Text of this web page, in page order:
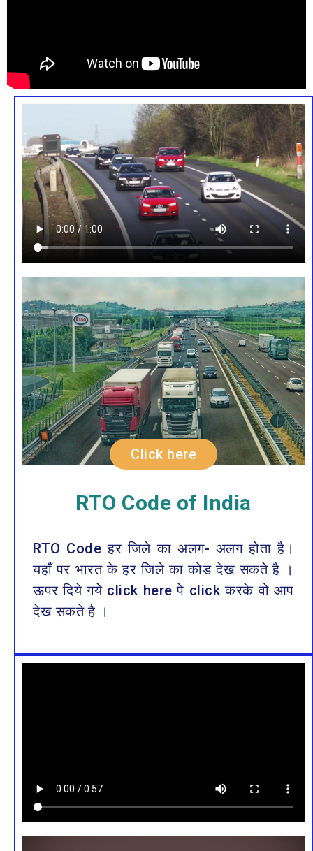
Click here
RTO Code of India
RTO Code हर जिले का अलग- अलग होता है।
यहाँं पर भारत के हर जिले का कोड देख सकते है ।
ऊपर दिये गये click here पे click करके वो आप
देख सकते है ।